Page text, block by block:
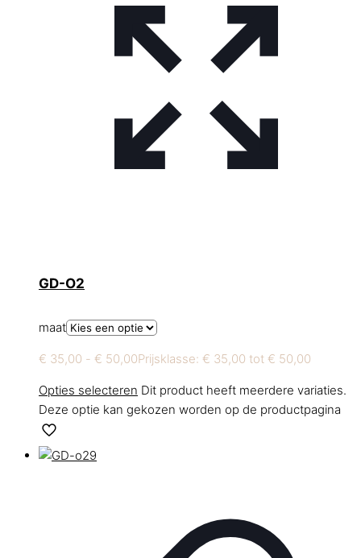
GD-O2
maat
€ 35,00 - € 50,00Prijsklasse: € 35,00 tot € 50,00
Opties selecteren Dit product heeft meerdere variaties.
Deze optie kan gekozen worden op de productpagina